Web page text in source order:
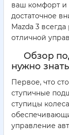
ваш комфорт и
достаточное
Mazda 3
отличной
Обзор
нужно
Первое, что
ступичные
ступицы
управление